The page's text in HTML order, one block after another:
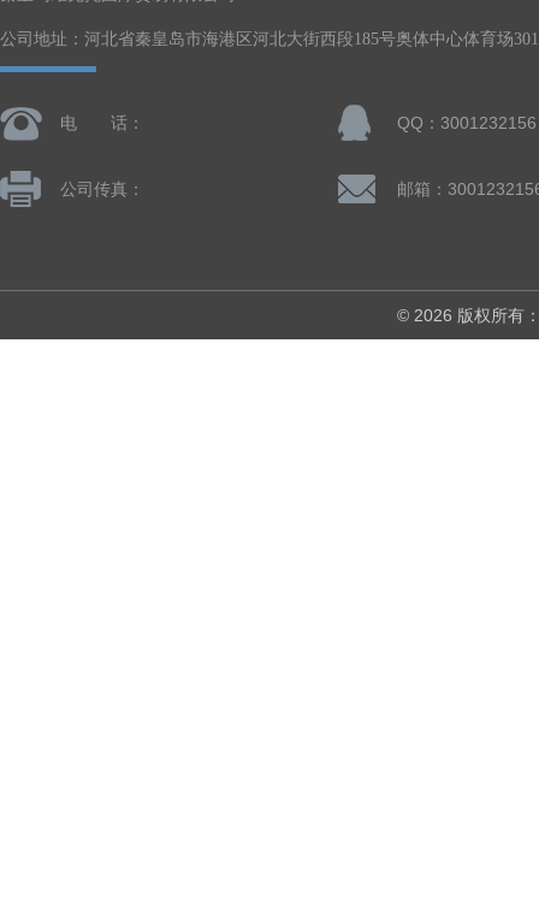
公司地址：河北省秦皇岛市海港区河北大街西段185号奥体中心体育场
电 话： QQ：3001232156
公司传真： 邮箱：
© 2026 版权所有